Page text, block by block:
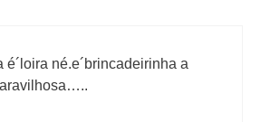
é´loira né.e´brincadeirinha a